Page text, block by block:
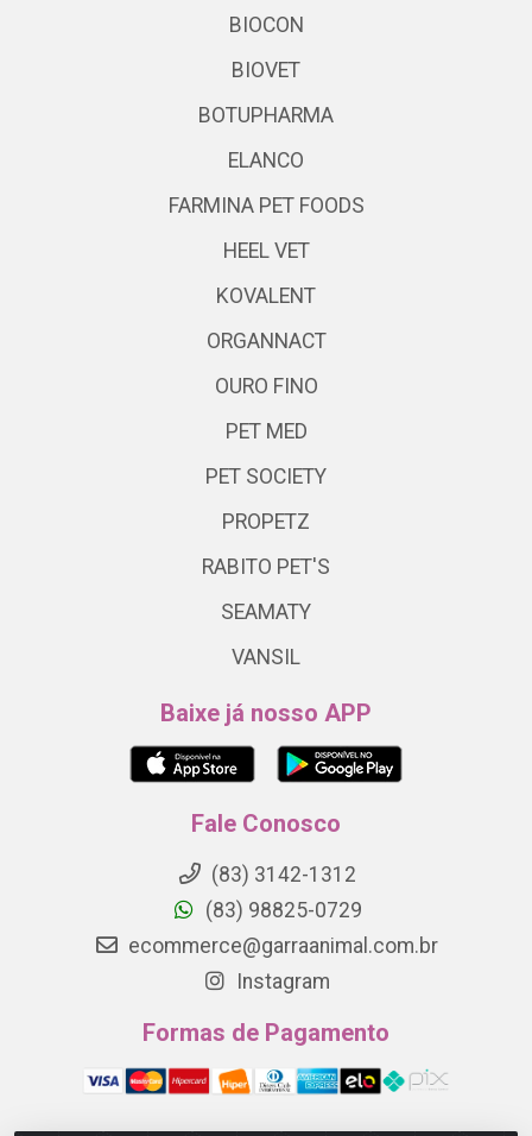
BIOCON
BIOVET
BOTUPHARMA
ELANCO
FARMINA PET FOODS
HEEL VET
KOVALENT
ORGANNACT
OURO FINO
PET MED
PET SOCIETY
PROPETZ
RABITO PET'S
SEAMATY
VANSIL
Baixe já nosso APP
Fale Conosco
(83) 3142-1312
(83) 98825-0729
ecommerce@garraanimal.com.br
Instagram
Formas de Pagamento